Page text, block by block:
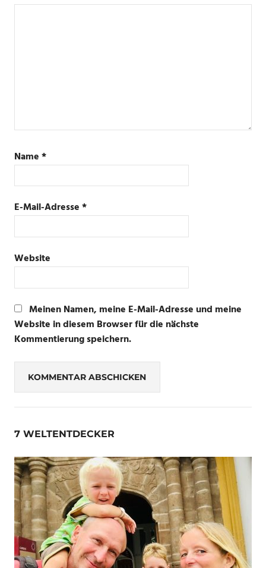
Name*
E-Mail-Adresse*
Website
Meinen Namen, meine E-Mail-Adresse und meine
Website in diesem Browser für die nächste
Kommentierung speichern.
7 WELTENTDECKER